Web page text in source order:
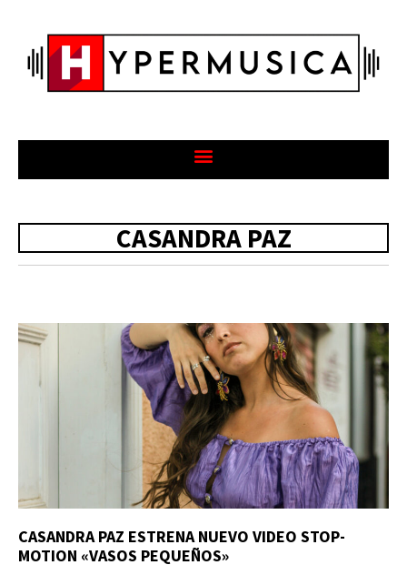
CASANDRA PAZ
CASANDRA PAZ ESTRENA NUEVO VIDEO STOP-
MOTION «VASOS PEQUEÑOS»